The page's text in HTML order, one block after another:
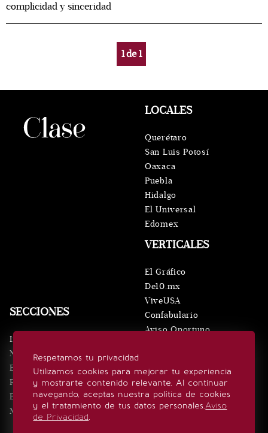
complicidad y sinceridad
1de1
Respetamos tu privacidad
Utilizamos cookies para mejorar tu experiencia
y mostrarte contenido relevante. Al continuar
navegando, aceptas nuestra política de cookies
y el tratamiento de tus datos personales.Aviso
de Privacidad.
SECCIONES
Inicio
Noticias
Eventos
Realeza
Estilo de vida
Minuto x Minuto
VERTICALES
El Gráfico
De10.mx
ViveUSA
Confabulario
Aviso Oportuno
LOCALES
Querétaro
San Luis Potosí
Oaxaca
Puebla
Hidalgo
El Universal
Edomex
SÍGUENOS